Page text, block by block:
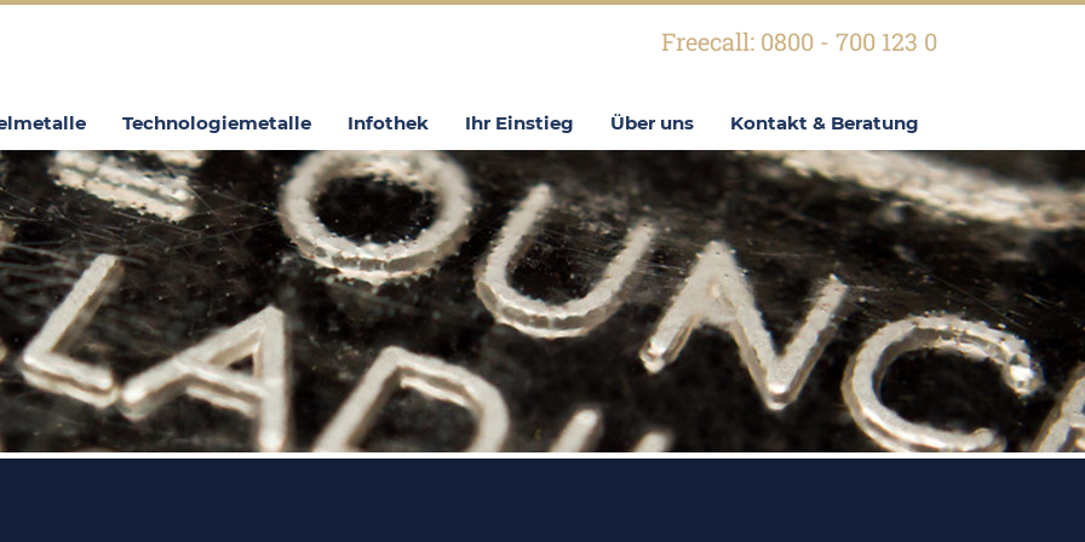
Freecall: 0800 - 700 123 0
Technologiemetalle Infothek Ihr Einstieg Über uns Kontakt & Beratung